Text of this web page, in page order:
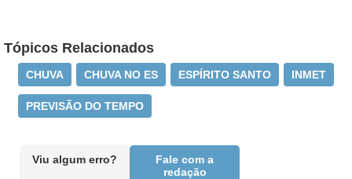
Tópicos Relacionados
CHUVA CHUVA NO ES ESPÍRITO SANTO INMET
PREVISÃO DO TEMPO
Viu algum erro?
Fale com a
redação